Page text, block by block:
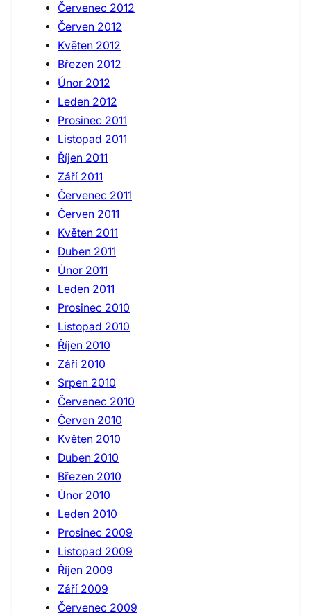
Červenec 2012
Červen 2012
Květen 2012
Březen 2012
Únor 2012
Leden 2012
Prosinec 2011
Listopad 2011
Říjen 2011
Září 2011
Červenec 2011
Červen 2011
Květen 2011
Duben 2011
Únor 2011
Leden 2011
Prosinec 2010
Listopad 2010
Říjen 2010
Září 2010
Srpen 2010
Červenec 2010
Červen 2010
Květen 2010
Duben 2010
Březen 2010
Únor 2010
Leden 2010
Prosinec 2009
Listopad 2009
Říjen 2009
Září 2009
Červenec 2009